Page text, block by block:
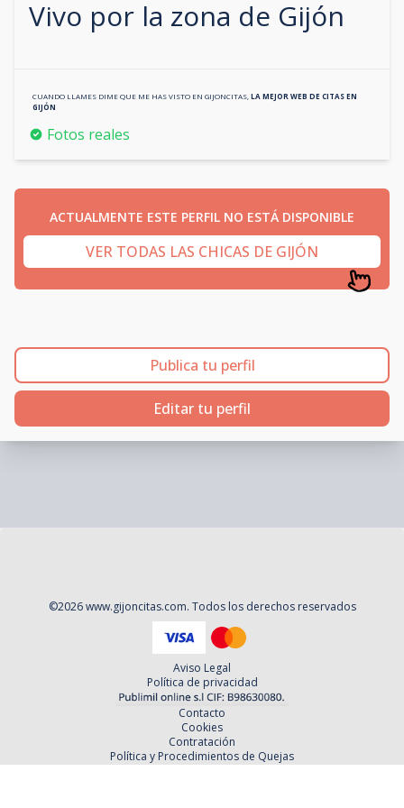
Vivo por la zona de Gijón
CUANDO LLAMES DIME QUE ME HAS VISTO EN GIJONCITAS LA MEJOR WEB DE CITAS EN
GIJÓN
Fotos reales
ACTUALMENTE ESTE PERFIL NO ESTÁ DISPONIBLE
VER TODAS LAS CHICAS DE GIJÓN
Publica tu perfil
Editar tu perfil
©2026 www.gijoncitas.com. Todos los derechos reservados
Aviso Legal
Política de privacidad
Contacto
Cookies
Contratación
Política y Procedimientos de Quejas